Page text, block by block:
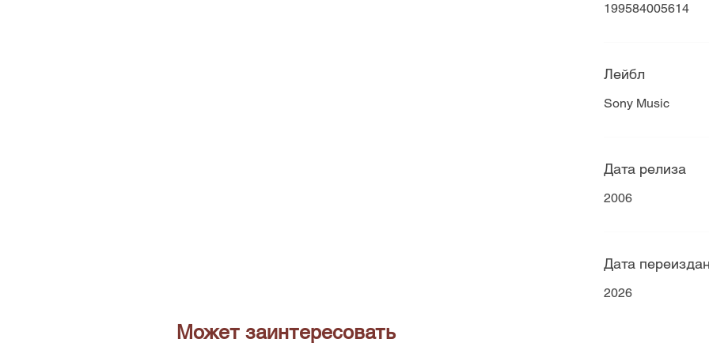
199584005614
Лейбл
Sony Music
Дата релиза
2006
Дата
2026
Может заинтересовать